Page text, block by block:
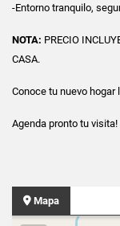
-Entorno tranquilo,
NOTA: PRECIO
CASA.
Conoce tu nuevo
Agenda pronto tu visita!
Mapa